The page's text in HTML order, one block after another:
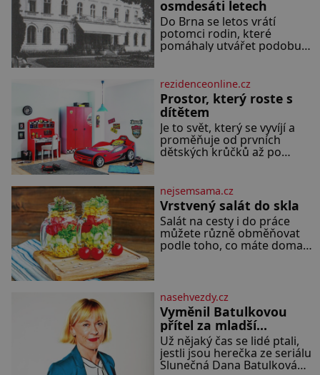
osmdesáti letech
Do Brna se letos vrátí
potomci rodin, které
pomáhaly utvářet podobu
světová válka. Příběhy rodů
Placzek, Löw-Beer,
Fuhrmann, Kohn a Stiassni
se stanou jednou z hlavních
dramaturgických linií
festivalu židovské kultury
ŠTETL FEST 2026. Některé
pamatuje z rodinných
vyprávění, už dávno
rezidenceonline.cz
Prostor, který roste s
dítětem
Je to svět, který se vyvíjí a
proměňuje od prvních
dětských krůčků až po
kreativitu, soustředění i
odpočinek a reaguje na
každou etapu života a
specifické potřeby dítěte.
Pro nejmenší je klíčová
jednoduchost, měkkost a
Předškolní věk je
nejsemsama.cz
Vrstvený salát do skla
Salát na cesty i do práce
můžete různě obměňovat
podle toho, co máte doma.
Zálivkou ho zalijte až těsně
porce potřebujete: ✿ 1/4
ledového nebo jiného salátu
(římský salát, polníček…) ✿ 1
malá konzerva kukuřice ✿ ½
okurky ✿ 2 rajčata Zálivka: ✿
4 lžíce olivového oleje ✿ 1
lžíci citronové šťávy ✿ ½
nasehvezdy.cz
Vyměnil Batulkovou
přítel za mladší
exemplář?
Už nějaký čas se lidé ptali,
jestli jsou herečka ze seriálu
Slunečná Dana Batulková